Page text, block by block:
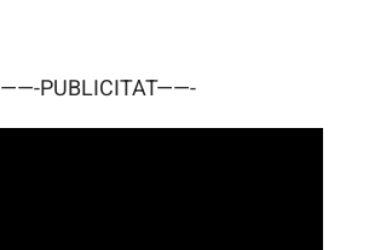
——-PUBLICITAT——-